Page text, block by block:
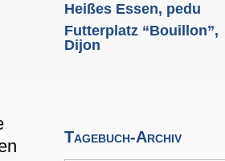
Heißes Essen, pedu
Futterplatz “Bouillon”,
Dijon
Tagebuch-Archiv